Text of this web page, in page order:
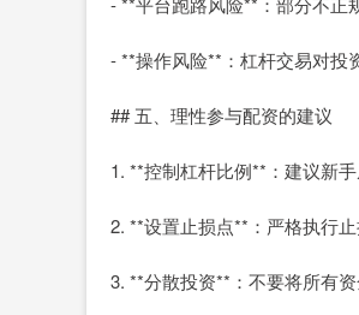
- **操作风险**：杠杆交易对投
## 五、理性参与配资的建议
1. **控制杠杆比例**：建议新
2. **设置止损点**：严格执行
3. **分散投资**：不要将所有